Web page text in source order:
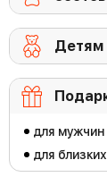
Детям
для мужчин
для близких